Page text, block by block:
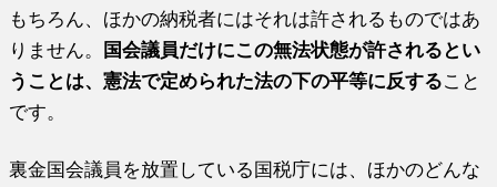
もちろん、ほかの納税者にはそれは許されるものではあ
りません。
国会議員だけにこの無法状態が許されるとい
うことは、憲法で定められた法の下の平等に反すること
です。
裏金国会議員を放置している国税庁には、ほかのどんな